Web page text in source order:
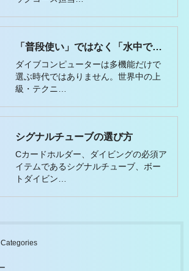
「普段使い」ではなく「水中で信頼できる1台」を選ぶ
ダイブコンピューターは多機能だけで
選ぶ時代ではありません。世界中の上
級・テクニ…
シグナルチューブの選び方
Cカードホルダー、ダイビングの必須ア
イテムであるシグナルチューブ、ボー
トダイビン…
Categories